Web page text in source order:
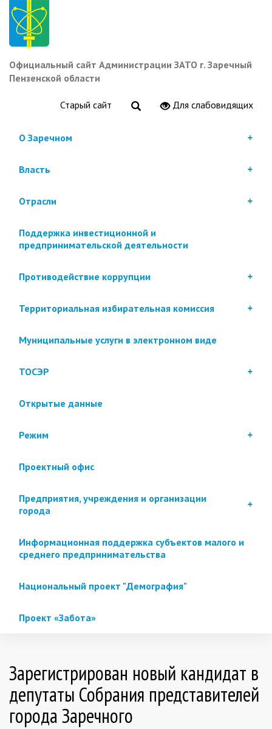
Перейти
основному
содержанию
Официальный сайт Администрации ЗАТО г. Заречный
Пензенской области
Старый сайт Для слабовидящих
О Заречном
Власть
Отрасли
Поддержка инвестиционной и
предпринимательской деятельности
Противодействие коррупции
Территориальная избирательная комиссия
Муниципальные услуги в электронном виде
ТОСЭР
Открытые данные
Режим
Проектный офис
Предприятия, учреждения и организации
города
Информационная поддержка субъектов малого и
среднего предпринимательства
Национальный проект "Демография"
Проект «Забота»
Зарегистрирован новый кандидат в
депутаты Собрания представителей
города Заречного